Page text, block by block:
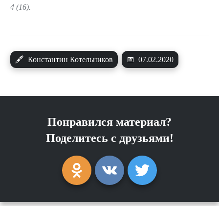
🖋 Константин Котельников 📅 07.02.2020
4 (16).
Понравился материал?
Поделитесь с друзьями!